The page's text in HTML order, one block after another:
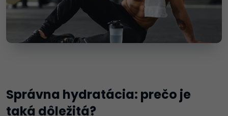
Správna hydratácia: prečo je
taká dôležitá?